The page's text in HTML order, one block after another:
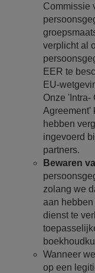
Commissie
verplicht al
EER te
EU-
Onze 'Intra-
Agreement'
hebben
ingevoerd
partners.
Bewaren
zolang we
aan
dienst te
Wanneer
op een